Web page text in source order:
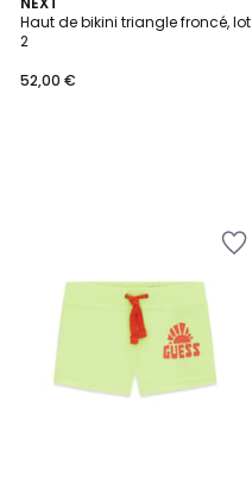
Haut de bikini triangle froncé, lot
2
52,00 €